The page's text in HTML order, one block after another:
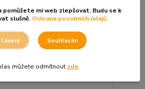
Zvolit variantu
pomůžete mi web zlepšovat. Budu se k
slušně. Ochrana posobních údajů.
Souhlasím
můžete odmítnout zde.